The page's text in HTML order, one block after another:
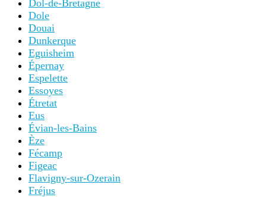
Dol-de-Bretagne
Dole
Douai
Dunkerque
Eguisheim
Épernay
Espelette
Essoyes
Étretat
Eus
Évian-les-Bains
Èze
Fécamp
Figeac
Flavigny-sur-Ozerain
Fréjus